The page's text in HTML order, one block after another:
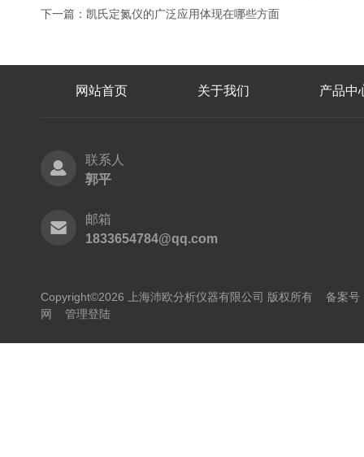
下一篇： 凯氏定氮仪的广泛应用体现在哪些方面
网站首页 关于我们 产品中
联系人
郭平
邮箱
1833654784@qq.com
Copyright©2026 上海沛欧分析仪器有限公司 版权所有 备案号
网
管理登陆